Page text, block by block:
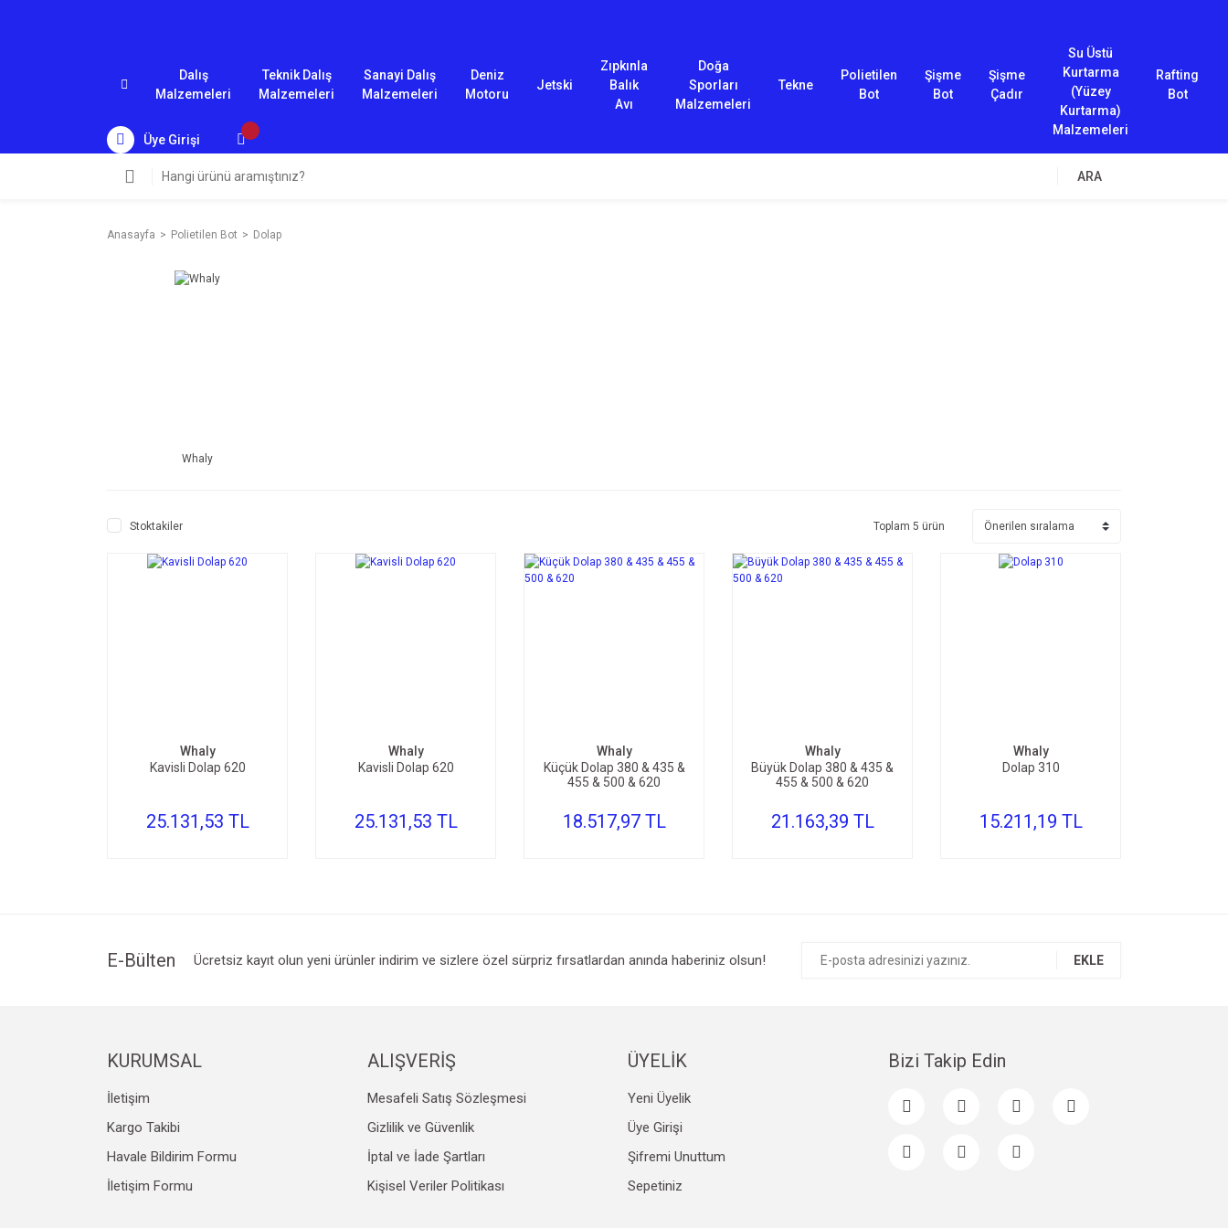
Dalış
Malzemeleri
Teknik Dalış
Malzemeleri
Sanayi Dalış
Malzemeleri
Deniz
Motoru
Jetski
Zıpkınla
Balık
Avı
Doğa
Sporları
Malzemeleri
Tekne
Polietilen
Bot
Şişme
Bot
Şişme
Çadır
Su Üstü
Kurtarma
(Yüzey
Kurtarma)
Malzemeleri
Rafting
Bot
Üye Girişi
ARA
Anasayfa Polietilen Bot Dolap
Whaly
Stoktakiler Toplam 5 ürün
Whaly
Kavisli Dolap 620
25.131,53 TL
Whaly
Kavisli Dolap 620
25.131,53 TL
Whaly
Küçük Dolap 380 & 435 &
455 & 500 & 620
18.517,97 TL
Whaly
Büyük Dolap 380 & 435 &
455 & 500 & 620
21.163,39 TL
Whaly
Dolap 310
15.211,19 TL
E-Bülten Ücretsiz kayıt olun yeni ürünler indirim ve sizlere özel sürpriz fırsatlardan anında haberiniz olsun! EKLE
KURUMSAL
İletişim
Kargo Takibi
Havale Bildirim Formu
İletişim Formu
ALIŞVERİŞ
Mesafeli Satış Sözleşmesi
Gizlilik ve Güvenlik
İptal ve İade Şartları
Kişisel Veriler Politikası
ÜYELİK
Yeni Üyelik
Üye Girişi
Şifremi Unuttum
Sepetiniz
Bizi Takip Edin